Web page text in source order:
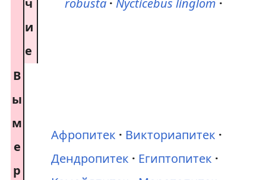
ч
и
е
robusta
Nycticebus linglom
В
ы
м
е
р
Афропитек
Викториапитек
Дендропитек
Египтопитек